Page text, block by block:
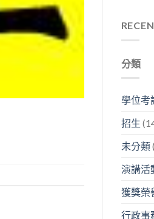
中
分類
學位考
招生
未分類
演講活
獲獎榮
行政事